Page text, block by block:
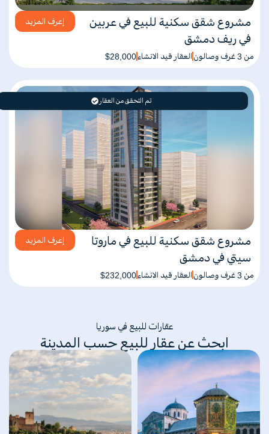
إعرف المزيد
مشروع شقق سكنية للبيع في عربين
في ريف دمشق
من 3 غرف وصالون العقار قيد الانشاء$28,000
تم التحقق من العقار
إعرف المزيد
مشروع شقق سكنية للبيع في ماروتا
سيتي في دمشق
من 3 غرف وصالون العقار قيد الانشاء$232,000
عقارات للبيع في سوريا
ابحث عن عقار للبيع حسب المدينة